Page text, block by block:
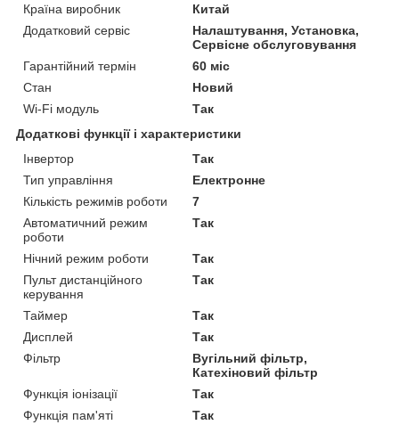
Країна виробник
Китай
Додатковий сервіс
Налаштування, Установка,
Сервісне обслуговування
Гарантійний термін
60 міс
Стан
Новий
Wi-Fi модуль
Так
Додаткові функції і характеристики
Інвертор
Так
Тип управління
Електронне
Кількість режимів роботи
7
Автоматичний режим
роботи
Так
Нічний режим роботи
Так
Пульт дистанційного
керування
Так
Таймер
Так
Дисплей
Так
Фільтр
Вугільний фільтр,
Катехіновий фільтр
Функція іонізації
Так
Функція пам'яті
Так